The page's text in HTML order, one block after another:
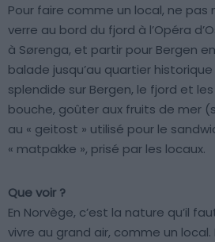
Pour faire comme un local, ne pas
verre au bord du fjord à l’Opéra
à Sørenga, et partir pour Bergen
balade jusqu’au quartier
splendide sur Bergen, le fjord et
bouche, goûter aux fruits de mer
au « geitost » utilisé pour le
« matpakke », prisé par les locaux.
Que voir ?
En Norvège, c’est la nature qu’il
vivre au grand air, comme un local.